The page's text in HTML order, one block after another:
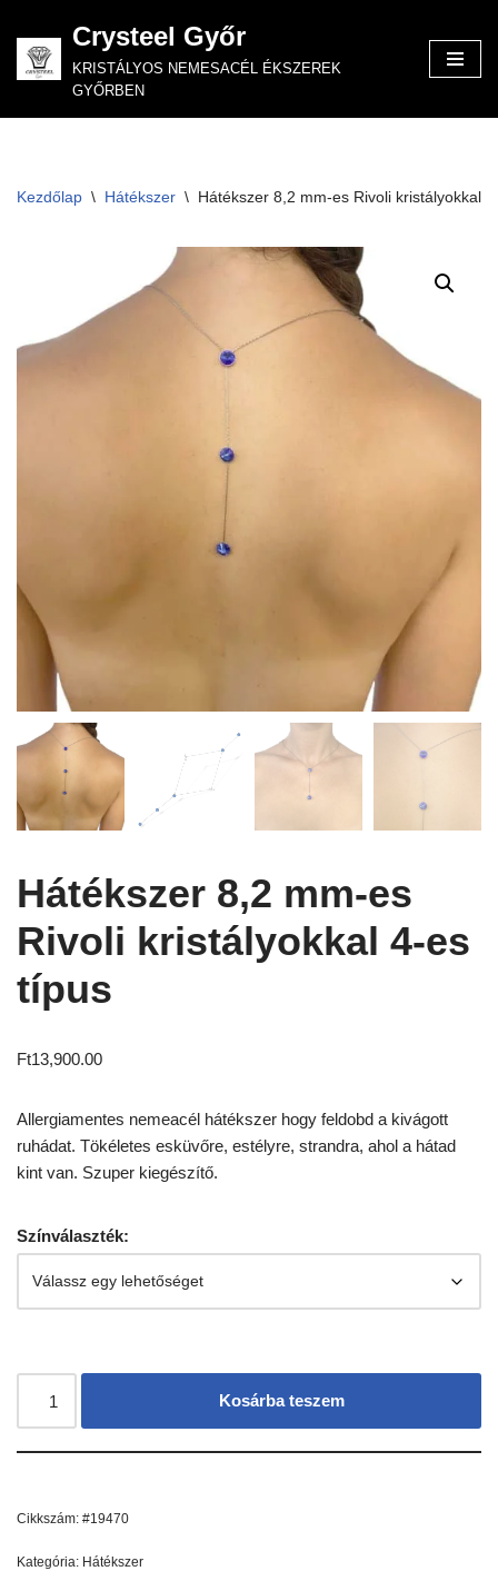
Skip
to
Crysteel Győr
KRISTÁLYOS NEMESACÉL ÉKSZEREK
GYŐRBEN
Kezdőlap \ Hátékszer \ Hátékszer 8,2 mm-es Rivoli kristályokkal
Hátékszer 8,2 mm-es
Rivoli kristályokkal 4-es
típus
Ft13,900.00
Allergiamentes nemeacél hátékszer hogy feldobd a kivágott
ruhádat. Tökéletes esküvőre, estélyre, strandra, ahol a hátad
kint van. Szuper kiegészítő.
Színválaszték:
Kosárba teszem
Cikkszám: #19470
Kategória: Hátékszer